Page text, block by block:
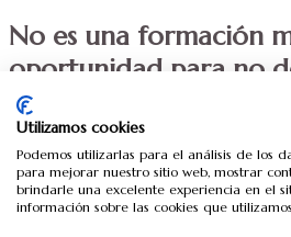
No es una formación
oportunidad para no
proceso a medias y
que puedas sostener.
Accede ahora al
el proceso
Utilizamos cookies
Podemos utilizarlas para el análisis de los
para mejorar nuestro sitio web, mostrar
brindarle una excelente experiencia en el
información sobre las cookies que